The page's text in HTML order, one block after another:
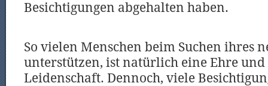
Besichtigungen abgehalten haben.
So vielen Menschen beim Suchen ihres
unterstützen, ist natürlich eine Ehre
Leidenschaft. Dennoch, viele